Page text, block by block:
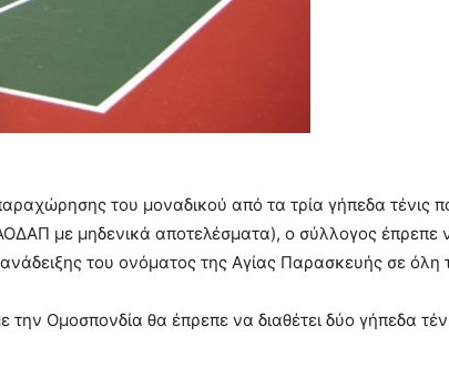
του μοναδικού από τα τρία γήπεδα τένις
με μηδενικά αποτελέσματα), ο σύλλογος έπρεπε
του ονόματος της Αγίας Παρασκευής σε όλη
Ομοσπονδία θα έπρεπε να διαθέτει δύο γήπεδα